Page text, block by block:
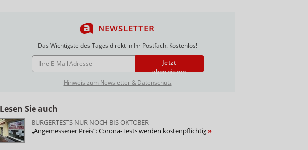
NEWSLETTER
Das Wichtigste des Tages direkt in Ihr Postfach. Kostenlos!
E-MAIL ADRESSE
Jetzt
abonnieren
Hinweis zum Newsletter & Datenschutz
Lesen Sie auch
BÜRGERTESTS NUR NOCH BIS OKTOBER
„Angemessener Preis“: Corona-Tests werden kostenpflichtig